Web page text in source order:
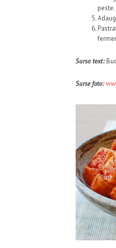
peste.
Sursa text:
Surse foto: